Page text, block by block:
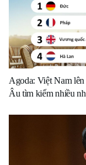
Agoda: Việt Nam
Âu tìm kiếm nhiều